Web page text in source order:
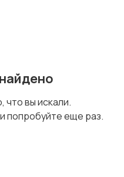
что вы искали.
попробуйте еще раз.